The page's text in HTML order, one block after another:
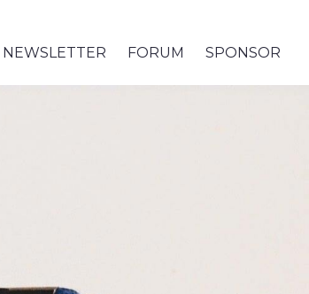
NEWSLETTER FORUM SPONSOR